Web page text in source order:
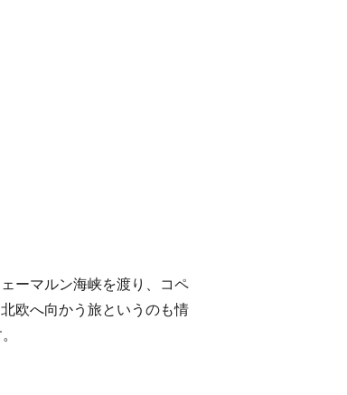
ーマルン海峡を渡り、コペ
欧へ向かう旅というのも情